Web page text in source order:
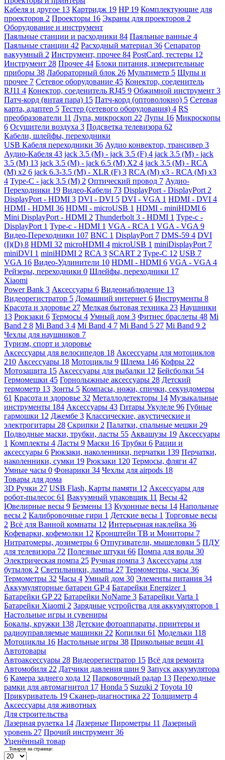
Кабеля и другое 13 Картридж 19 HP 19 Комплектующие для
проекторов 2 Проекторы 16 Экраны для проекторов 2
Оборудование и инструмент
Паяльные станции и расходники 84 Паяльные ванные 4
Паяльные станции 42 Расходный материал 36 Сепаратор
вакуумный 2 Инструмент, прочее 84 PostCard, тестеры 12
Инструмент 28 Прочее 44 Блоки питания, измерительные
приборы 38 Лабораторный блок 26 Мультиметр 5 Щупы и
прочее 7 Сетевое оборудование 45 Конектор, соеденитель
RJ11 4 Конектор, соеденитель RJ45 9 Обжимной инструмент 3
Патч-корд (витая пара) 15 Патч-корд (оптоволокно) 5 Сетевая
карта, адаптер 5 Тестер (сетевого оборудования) 4 RS
преобразователи 11 Лупа, микроскоп 22 Лупы 16 Микроскопы
6 Осушители воздуха 3 Подсветка телевизора 62
Кабели, шлейфы, переходники
USB Кабеля переходники 36 Аудио конвектор, трансивер 3
Аудио-Кабеля 43 jack 3.5 (M) - jack 3.5 (F) 4 jack 3.5 (M) - jack
3.5 (M) 13 jack 3.5 (M) - jack 6.5 (M) X2 4 jack 3.5 (M) - RCA
(M) x2 6 jack 6.3-3.5 (M) - XLR (F) 3 RCA (M) x3 - RCA (M) x3
4 Type-C - jack 3.5 (M) 2 Оптический провод 7 Аудио-
Переходники 19 Видео-Кабели 73 DisplayPort - DisplayPort 2
DisplayPort - HDMI 3 DVI - DVI 5 DVI - VGA 1 HDMI - DVI 4
HDMI - HDMI 36 HDMI - microUSB 1 HDMI - miniHDMI 6
Mini DisplayPort - HDMI 2 Thunderbolt 3 - HDMI 1 Type-c -
DisplayPort 1 Type-c - HDMI 1 VGA - RCA 1 VGA - VGA 9
Видео-Переходники 107 BNC 1 DisplayPort 7 DMS-59 4 DVI
(I)(D) 8 HDMI 32 microHDMI 4 microUSB 1 miniDisplayPort 7
miniDVI 1 miniHDMI 2 RCA 3 SCART 2 Type-C 12 USB 7
VGA 16 Видео-Удлинители 10 HDMI - HDMI 6 VGA - VGA 4
Рейзеры, переходники 0 Шлейфы, переходники 17
Xiaomi
Power Bank 3 Аксессуары 6 Видеонаблюдение 13
Видеорегистратор 5 Домашний интернет 6 Инструменты 8
Красота и здоровье 27 Мелкая бытовая техника 23 Наушники
13 Рюкзаки 6 Термосы 4 Умный дом 3 Фитнес браслеты 48 Mi
Band 2 8 Mi Band 3 4 Mi Band 4 7 Mi Band 5 27 Mi Band 9 2
Чехлы для наушников 7
Туризм, спорт и здоровье
Аксессуары для велосипедов 18 Аксессуары для мотоциклов
210 Аксессуары 18 Мотоциклы 9 Шлема 146 Кофры 22
Мотозащита 15 Аксессуары для рыбалки 12 Бейсболки 54
Гермомешки 45 Горнолыжные аксессуары 28 Детский
термометр 13 Зонты 5 Компасы, ножи, спички, секундомеры
61 Красота и здоровье 32 Металлодетекторы 14 Музыкальные
инструменты 184 Аксессуары 43 Гитары Укулеле 96 Губные
гармошки 12 Джембе 3 Классические, акустические и
электрогитары 28 Скрипки 2 Палатки, спальные мешки 29
Подводные маски, трубки, ласты 55 Аквашузы 19 Аксессуары
1 Комплекты 4 Ласты 9 Маски 16 Трубки 6 Рации и
аксессуары 6 Рюкзаки, наколенники, перчатки 139 Перчатки,
наколенники, сумки 19 Рюкзаки 120 Термосы, фляги 47
Умные часы 0 Фонарики 34 Чехлы для airpods 18
Товары для дома
3D Ручки 27 USB Flash, Карты памяти 12 Аксессуары для
робот-пылесос 61 Вакуумный упаковщик 11 Весы 42
Ювелирные весы 9 Безмены 13 Кухонные весы 14 Напольные
весы 2 Калибровочные гири 1 Детские весы 1 Торговые весы
2 Всё для Ванной комнаты 12 Интерьерная наклейка 36
Кофеварки, кофемолки 12 Кронштейн ТВ и Мониторы 7
Нитратомеры, дозиметры 6 Отпугиватели, мышеловки 5 ПДУ
для телевизора 72 Полезные штуки 66 Помпа для воды 30
Электрическая помпа 25 Ручная помпа 3 Аксессуары для
бутылок 2 Светильники, лампы 27 Термометры, часы 36
Термометры 32 Часы 4 Умный дом 30 Элементы питания 34
Аккумуляторные батареи GP4 Батарейки Energizer 1
Батарейки GP 22 Батарейки NoName 3 Батарейки Varta 1
Батарейки Xiaomi 2 Зарядные устройства для аккумуляторов 1
Настольные игры и сувениры
Бокалы, кружки 138 Детские фотоаппараты, принтеры и
радиоуправляемые машинки 22 Копилки 61 Модельки 118
Мотоциклы 16 Настольные игры 38 Прикольные вещи 41
Автотовары
Автоаксессуары 28 Видеорегистратор 15 Всё для ремонта
Автомобиля 22 Датчики давления шин 9 Запуск аккумулятора
6 Камера заднего хода 12 Парковочный радар 13 Переходные
рамки для автомагнитол 17 Honda 5 Suzuki 2 Toyota 10
Прикуриватель 19 Сканер-диагностика 22 Толщиметр 4
Аксессуары для животных
Для строительства
Лазерная рулетка 14 Лазерные Пирометры 11 Лазерный
уровень 27 Прочий инструмент 36
Уценённый товар
Товаров на странице: